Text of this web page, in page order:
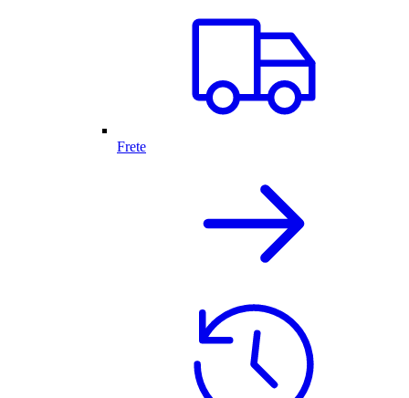
Frete